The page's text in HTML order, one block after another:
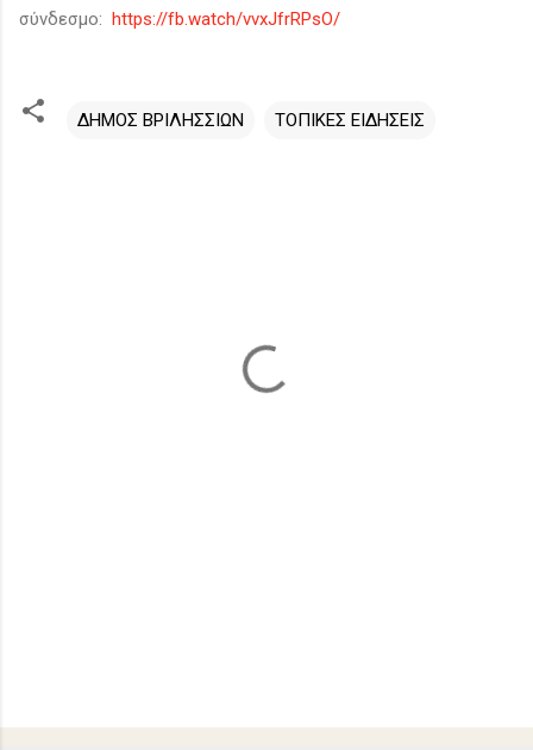
σύνδεσμο: https://fb.watch/vvxJfrRPsO/
ΔΗΜΟΣ ΒΡΙΛΗΣΣΙΩΝ ΤΟΠΙΚΕΣ ΕΙΔΗΣΕΙΣ